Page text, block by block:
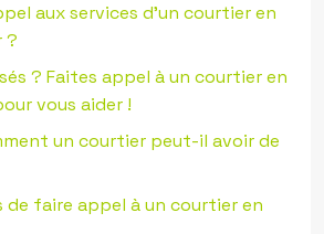
aux services d’un courtier en
?
? Faites appel à un courtier en
vous aider !
un courtier peut-il avoir de
de faire appel à un courtier en